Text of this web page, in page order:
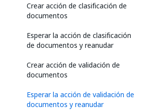
Crear acción de clasificación de
documentos
Esperar la acción de clasificación
de documentos y reanudar
Crear acción de validación de
documentos
Esperar la acción de validación de
documentos y reanudar